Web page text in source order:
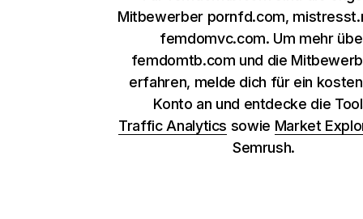
Mitbewerber pornfd.com,
femdomvc.com. Um mehr
femdomtb.com und die
erfahren, melde dich für ein
Konto an und entdecke die
Traffic Analytics sowie Market
Semrush.